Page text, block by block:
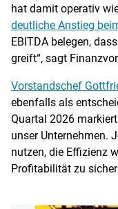
hat damit operativ
deutliche Anstieg
EBITDA belegen,
greift“, sagt
Vorstandschef
ebenfalls als
Quartal 2026
unser Unternehmen.
nutzen, die Effizienz
Profitabilität zu